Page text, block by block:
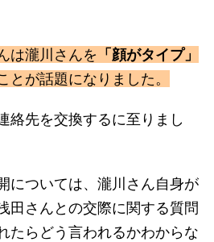
は瀧川さんを 「顔がタイプ」
とが話題になりました。
絡先を交換するに至りまし
については、瀧川さん自身が
田さんとの交際に関する質問
たらどう言われるかわからな